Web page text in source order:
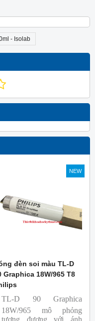
- Isolab
NEW
đèn soi màu TL-D
Graphica 18W/965 T8
TL-D 90 Graphica
18W/965 mô phỏng
tương đương với ánh